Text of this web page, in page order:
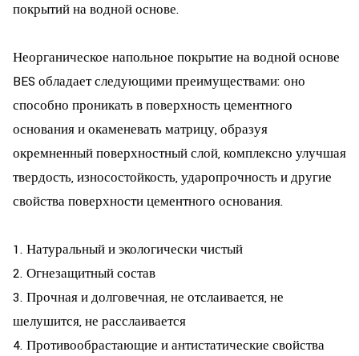
покрытий на водной основе.
Неорганическое напольное покрытие на водной основе
BES обладает следующими преимуществами: оно
способно проникать в поверхность цементного
основания и окаменевать матрицу, образуя
окремненный поверхностный слой, комплексно улучшая
твердость, износостойкость, ударопрочность и другие
свойства поверхности цементного основания.
1. Натуральный и экологически чистый
2. Огнезащитный состав
3. Прочная и долговечная, не отслаивается, не
шелушится, не расслаивается
4. Противообрастающие и антистатические свойства